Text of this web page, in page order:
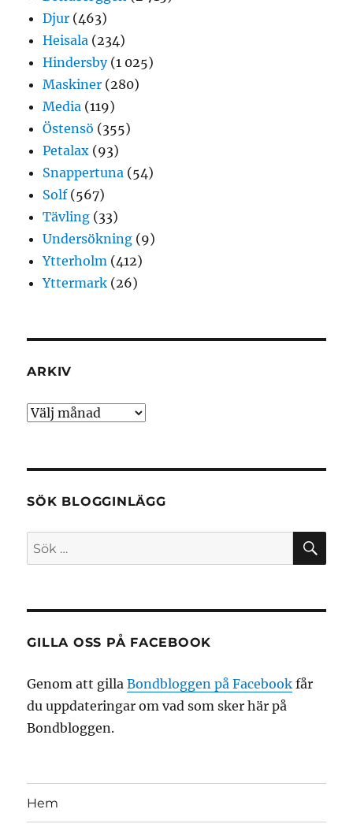
Djur (463)
Heisala (234)
Hindersby(1 025)
Maskiner (280)
Media (119)
Östensö (355)
Petalax (93)
Snappertuna (54)
Solf(567)
Tävling (33)
Undersökning (9)
Ytterholm (412)
Yttermark (26)
ARKIV
Arkiv
SÖK BLOGGINLÄGG
Sök
efter:
GILLA OSS PÅ FACEBOOK
Genom att gillaBondbloggen på Facebook får
du uppdateringar om vad som sker här på
Bondbloggen.
Hem